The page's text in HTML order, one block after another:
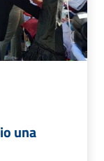
una